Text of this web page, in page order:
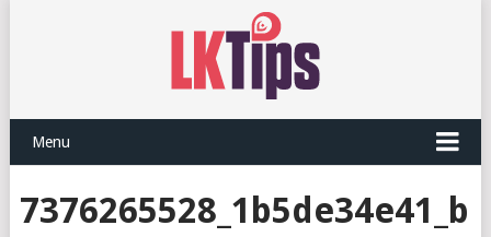
Menu
7376265528_1b5de34e41_b